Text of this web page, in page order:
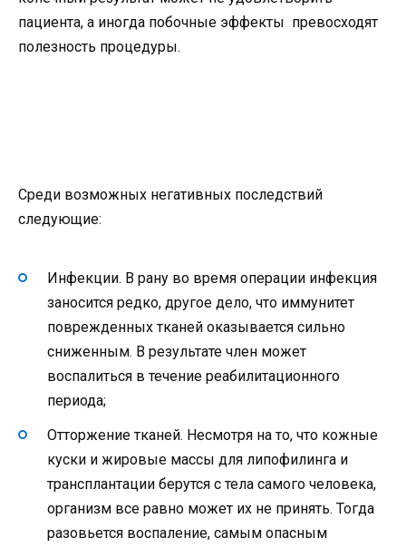
пациента, а иногда побочные эффекты превосходят
полезность процедуры.
Среди возможных негативных последствий
следующие:
Инфекции. В рану во время операции инфекция
заносится редко, другое дело, что иммунитет
поврежденных тканей оказывается сильно
сниженным. В результате член может
воспалиться в течение реабилитационного
периода;
Отторжение тканей. Несмотря на то, что кожные
куски и жировые массы для липофилинга и
трансплантации берутся с тела самого человека,
организм все равно может их не принять. Тогда
разовьется воспаление, самым опасным